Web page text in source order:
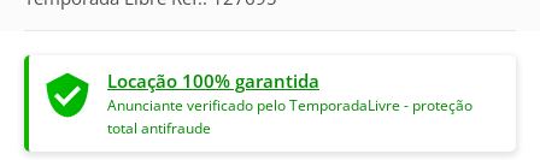
Locação 100% garantida
Anunciante verificado pelo TemporadaLivre - proteção
total antifraude